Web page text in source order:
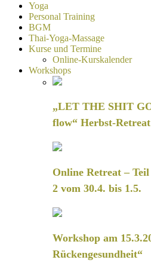
Yoga
Personal Training
BGM
Thai-Yoga-Massage
Kurse und Termine
Online-Kurskalender
Workshops
„LET THE SHIT
flow“ Herbst-Retreat
Online Retreat –
2 vom 30.4. bis 1.5.
Workshop am
Rückengesundheit“